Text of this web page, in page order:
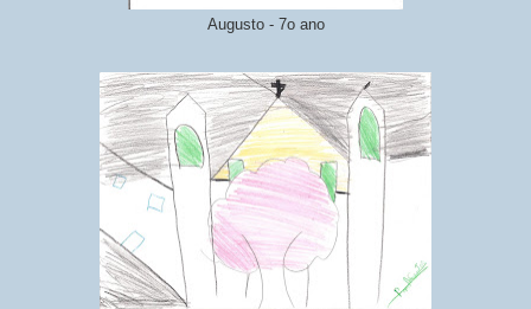
Augusto - 7o ano